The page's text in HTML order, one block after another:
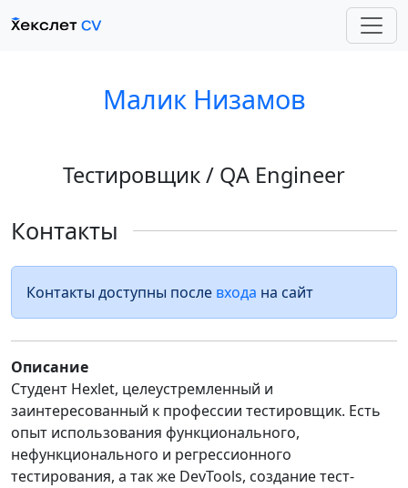
Малик Низамов
Тестировщик / QA Engineer
Контакты
Контакты доступны после входа на сайт
Описание
Студент Hexlet, целеустремленный и
заинтересованный к профессии тестировщик. Есть
опыт использования функционального,
нефункционального и регрессионного
тестирования, а так же DevTools, создание тест-